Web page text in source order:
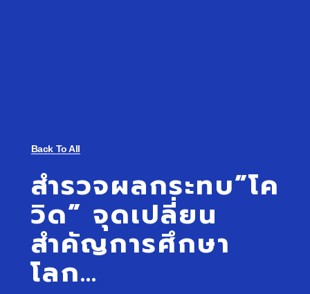
Back To All
สำรวจผลกระทบ”โค
วิด” จุดเปลี่ยน
สำคัญการศึกษา
โลก…